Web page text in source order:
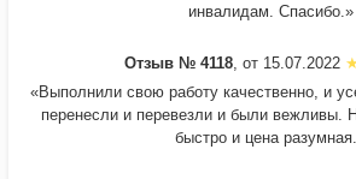
инвалидам. Спасибо.»
Отзыв № 4118, от 15.07.2022
«Выполнили свою работу качественно, и
перенесли и перевезли и были вежливы.
быстро и цена